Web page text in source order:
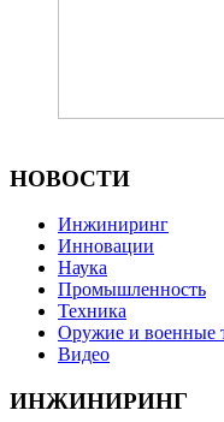
НОВОСТИ
Инжиниринг
Инновации
Наука
Промышленность
Техника
Оружие и военные
Видео
ИНЖИНИРИНГ